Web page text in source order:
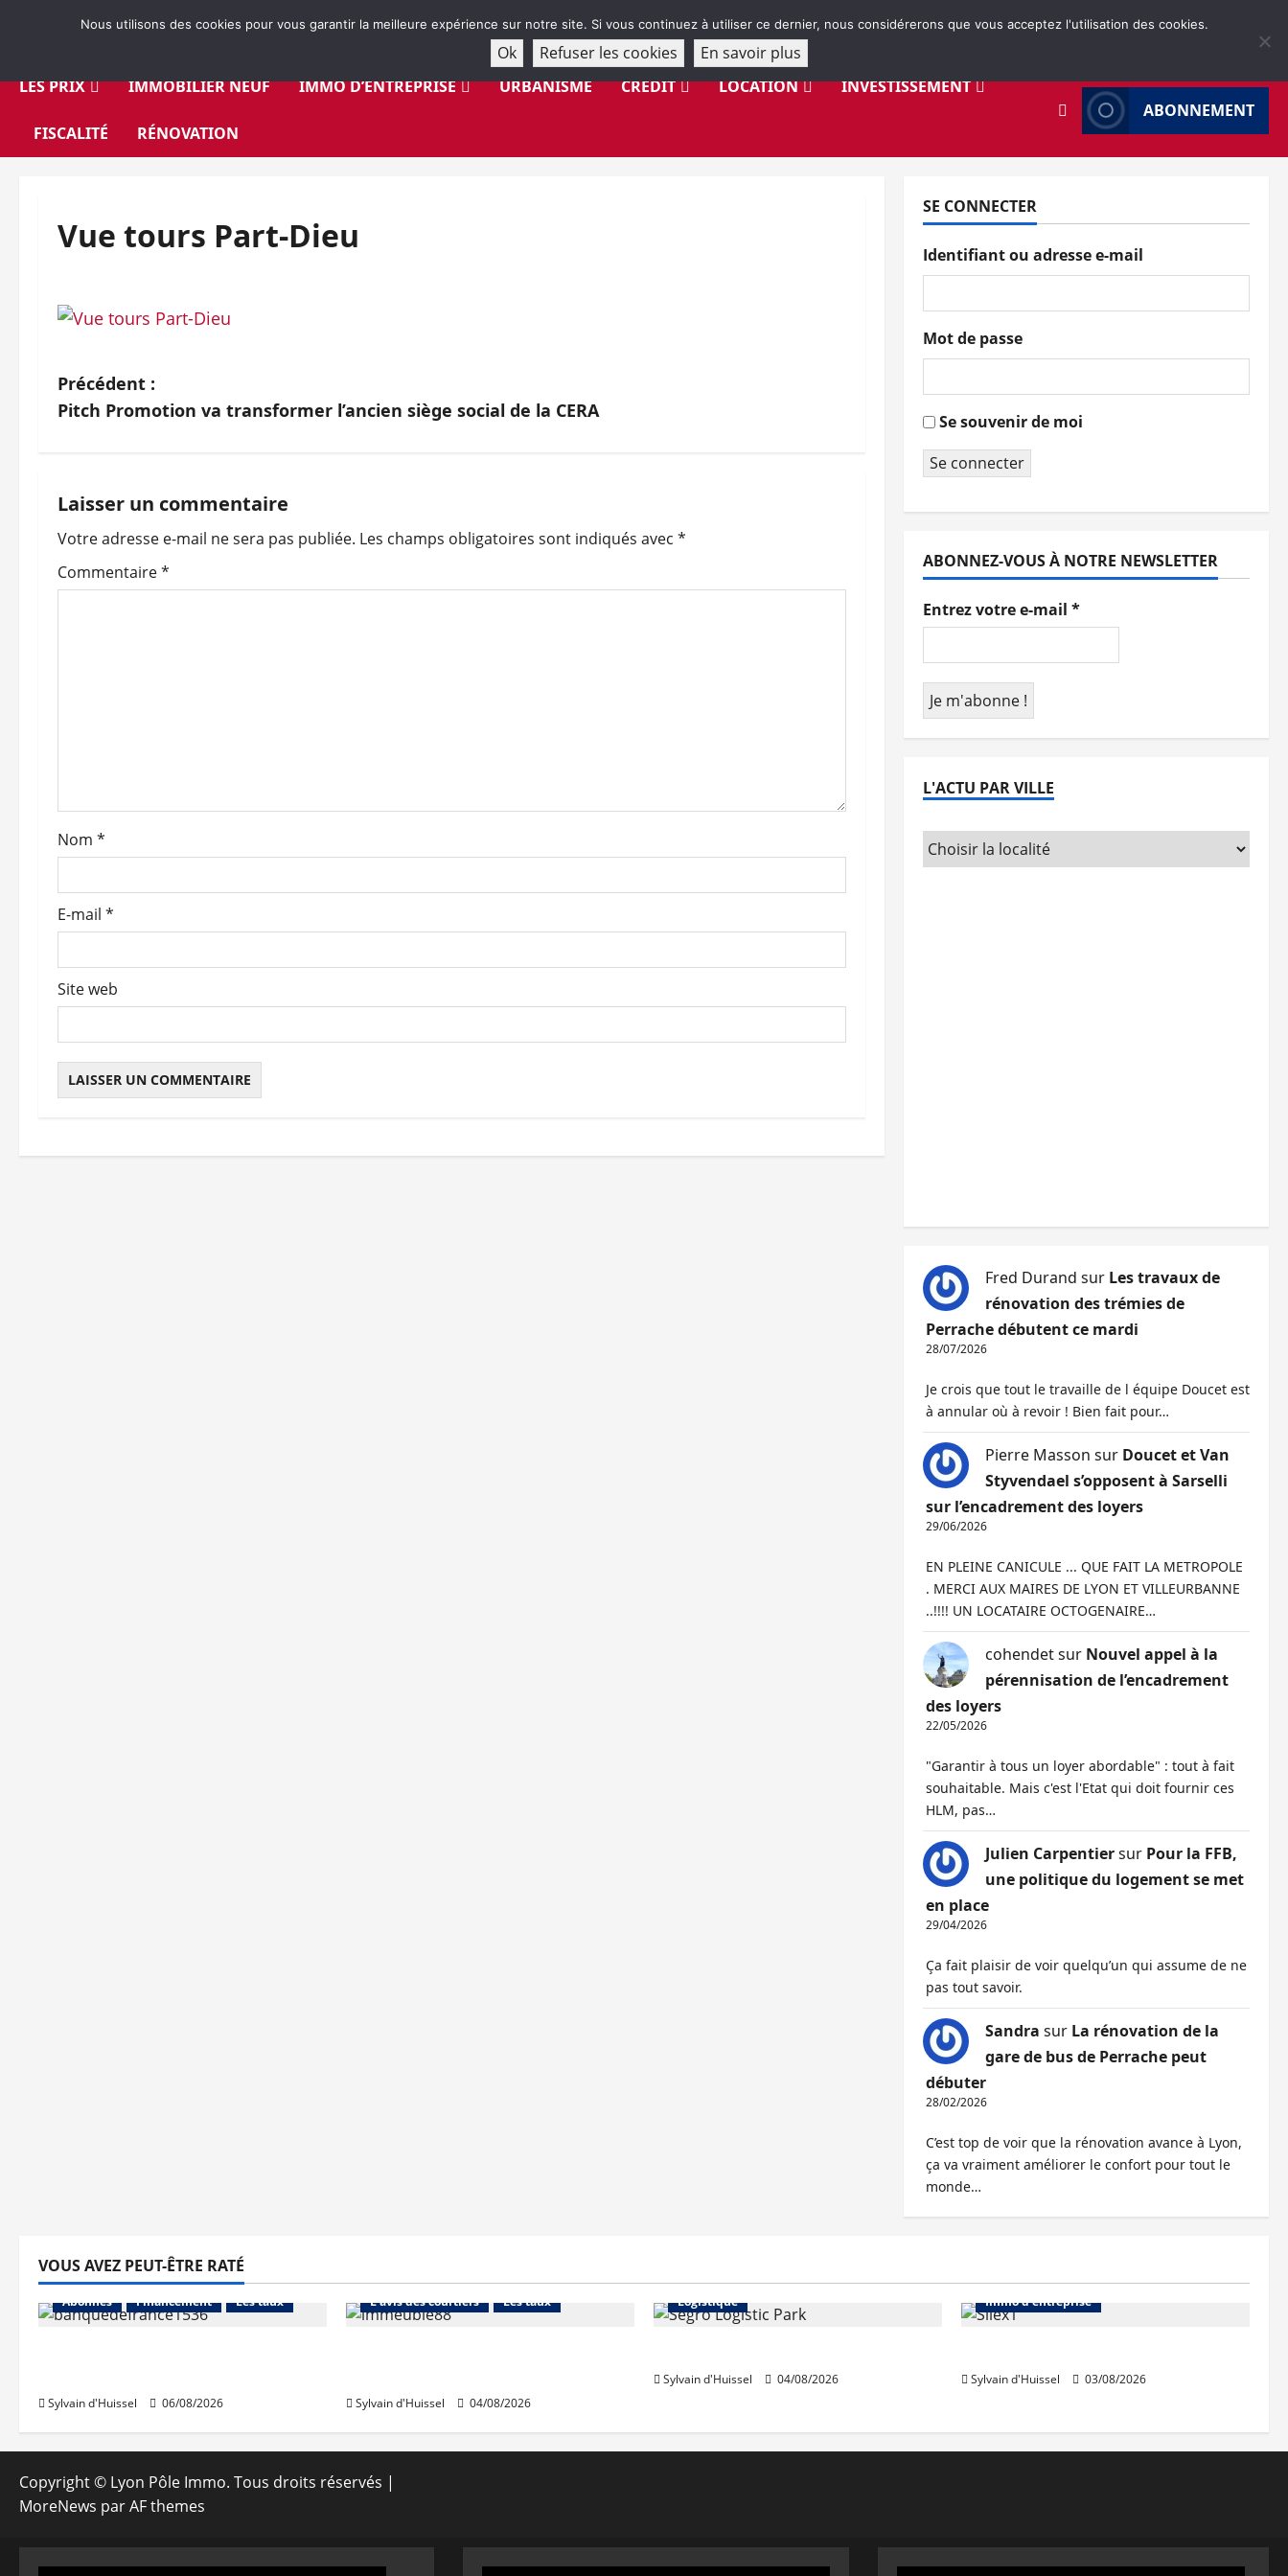
LES PRIX
IMMOBILIER NEUF IMMO D’ENTREPRISE URBANISME CRÉDIT LOCATION INVESTISSEMENT
FISCALITÉ RÉNOVATION
ABONNEMENT
Vue tours Part-Dieu
N
a
i
g
a
’
r
i
c
l
Précédent :
Pitch Promotion va transformer l’ancien siège social de la CERA
Laisser un commentaire
Votre adresse e-mail ne sera pas publiée. Les champs obligatoires sont indiqués avec *
Commentaire*
Nom *
E-mail *
Site web
SE CONNECTER
Identifiant ou adresse e-mail
Mot de passe
Se souvenir de moi
Se connecter
ABONNEZ-VOUS À NOTRE NEWSLETTER
Entrez votre e-mail *
L'ACTU PAR VILLE
Fred Durand sur Les travaux de
rénovation des trémies de
Perrache débutent ce mardi
28/07/2026
Je crois que tout le travaille de l équipe Doucet est
à annular où à revoir ! Bien fait pour…
Pierre Masson sur Doucet et Van
Styvendael s’opposent à Sarselli
sur l’encadrement des loyers
29/06/2026
EN PLEINE CANICULE ... QUE FAIT LA METROPOLE
. MERCI AUX MAIRES DE LYON ET VILLEURBANNE
..!!!! UN LOCATAIRE OCTOGENAIRE…
cohendetsur Nouvel appel à la
pérennisation de l’encadrement
des loyers
22/05/2026
"Garantir à tous un loyer abordable" : tout à fait
souhaitable. Mais c'est l'Etat qui doit fournir ces
HLM, pas…
Julien Carpentiersur Pour la FFB,
une politique du logement se met
en place
29/04/2026
Ça fait plaisir de voir quelqu’un qui assume de ne
pas tout savoir.
Sandra sur La rénovation de la
gare de bus de Perrache peut
débuter
28/02/2026
C’est top de voir que la rénovation avance à Lyon,
ça va vraiment améliorer le confort pour tout le
monde…
VOUS AVEZ PEUT-ÊTRE RATÉ
Abonnés Financement Les taux
Sylvain d'Huissel 06/08/2026
L'avis des courtiers
Les taux
Sylvain d'Huissel 04/08/2026
Logistique
Sylvain d'Huissel 04/08/2026
Immo d'entreprise
Sylvain d'Huissel 03/08/2026
Copyright © Lyon Pôle Immo. Tous droits réservés |
MoreNews par AF themes
Nous utilisons des cookies pour vous garantir la meilleure expérience sur notre site. Si vous continuez à utiliser ce dernier, nous considérerons que vous acceptez l'utilisation des cookies.
Ok Refuser les cookies En savoir plus